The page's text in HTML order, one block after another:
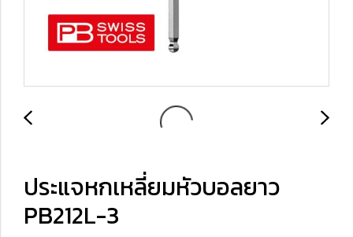
ประแจหกเหลี่ยมหัวบอลยาว
PB212L-3